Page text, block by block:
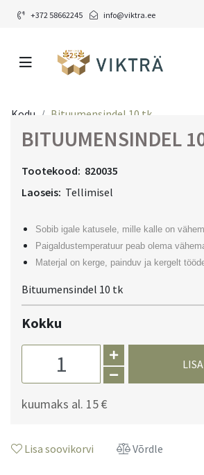
+372 58662245 info@viktra.ee
Kodu Bituumensindel 10 tk
BITUUMENSINDEL
Tootekood: 820035
Laoseis: Tellimisel
Sobib igale katusele, mille kalle on
Paigaldustemperatuur peab olema
Materjal on kerge, painduv ja kergelt
Bituumensindel 10 tk
Kokku
kuumaks al. 15 €
Lisa soovikorvi Võrdle